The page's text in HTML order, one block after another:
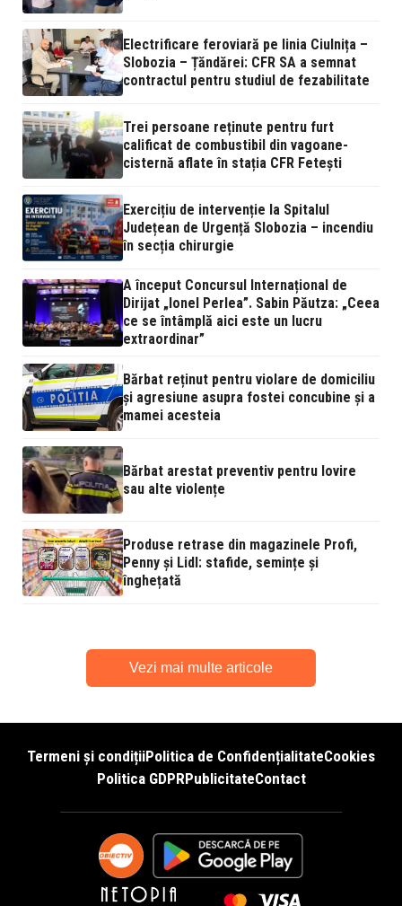
Electrificare feroviară pe linia Ciulnița –
Slobozia – Țăndărei: CFR SA a semnat
contractul pentru studiul de fezabilitate
Trei persoane reținute pentru furt
calificat de combustibil din vagoane-
cisternă aflate în stația CFR Fetești
Exercițiu de intervenție la Spitalul
Județean de Urgență Slobozia – incendiu
în secția chirurgie
A început Concursul Internațional de
Dirijat „Ionel Perlea”. Sabin Păutza: „Ceea
ce se întâmplă aici este un lucru
extraordinar”
Bărbat reținut pentru violare de domiciliu
și agresiune asupra fostei concubine și a
mamei acesteia
Bărbat arestat preventiv pentru lovire
sau alte violențe
Produse retrase din magazinele Profi,
Penny și Lidl: stafide, semințe și
înghețată
Vezi mai multe articole
Termeni și condițiiPolitica de ConfidențialitateCookies
Politica GDPRPublicitateContact